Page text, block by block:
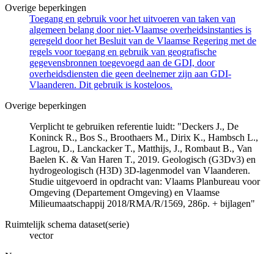
Overige beperkingen
Toegang en gebruik voor het uitvoeren van taken van
algemeen belang door niet-Vlaamse overheidsinstanties is
geregeld door het Besluit van de Vlaamse Regering met de
regels voor toegang en gebruik van geografische
gegevensbronnen toegevoegd aan de GDI, door
overheidsdiensten die geen deelnemer zijn aan GDI-
Vlaanderen. Dit gebruik is kosteloos.
Overige beperkingen
Verplicht te gebruiken referentie luidt: "Deckers J., De
Koninck R., Bos S., Broothaers M., Dirix K., Hambsch L.,
Lagrou, D., Lanckacker T., Matthijs, J., Rombaut B., Van
Baelen K. & Van Haren T., 2019. Geologisch (G3Dv3) en
hydrogeologisch (H3D) 3D-lagenmodel van Vlaanderen.
Studie uitgevoerd in opdracht van: Vlaams Planbureau voor
Omgeving (Departement Omgeving) en Vlaamse
Milieumaatschappij 2018/RMA/R/1569, 286p. + bijlagen"
Ruimtelijk schema dataset(serie)
vector